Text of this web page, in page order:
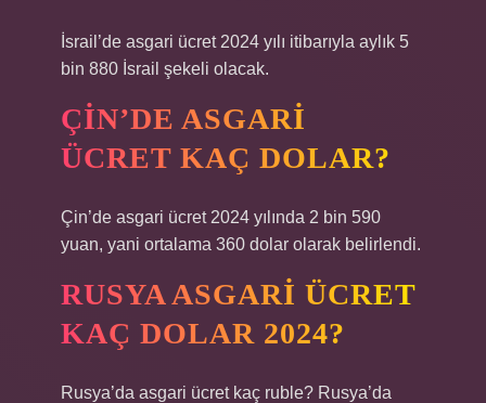
İsrail’de asgari ücret 2024 yılı itibarıyla aylık 5
bin 880 İsrail şekeli olacak.
ÇIN’DE ASGARI
ÜCRET KAÇ DOLAR?
Çin’de asgari ücret 2024 yılında 2 bin 590
yuan, yani ortalama 360 dolar olarak belirlendi.
RUSYA ASGARI ÜCRET
KAÇ DOLAR 2024?
Rusya’da asgari ücret kaç ruble? Rusya’da